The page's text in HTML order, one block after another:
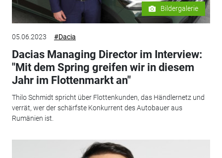
Bildergalerie
05.06.2023 #Dacia
Dacias Managing Director im Interview:
"Mit dem Spring greifen wir in diesem
Jahr im Flottenmarkt an"
Thilo Schmidt spricht über Flottenkunden, das Händlernetz und
verrät, wer der schärfste Konkurrent des Autobauer aus
Rumänien ist.